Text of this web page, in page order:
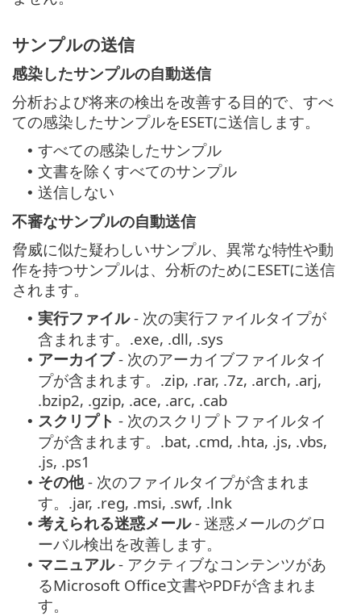
サンプルの送信
感染したサンプルの自動送信
分析および将来の検出を改善する目的で、すべ
ての感染したサンプルをESETに送信します。
• すべての感染したサンプル
• 文書を除くすべてのサンプル
• 送信しない
不審なサンプルの自動送信
脅威に似た疑わしいサンプル、異常な特性や動
作を持つサンプルは、分析のためにESETに送信
されます。
• 実行ファイル- 次の実行ファイルタイプが
含まれます。.exe, .dll, .sys
• アーカイブ- 次のアーカイブファイルタイ
プが含まれます。.zip, .rar, .7z, .arch, .arj,
.bzip2, .gzip, .ace, .arc, .cab
• スクリプト - 次のスクリプトファイルタイ
プが含まれます。.bat, .cmd, .hta, .js, .vbs,
.js, .ps1
• その他- 次のファイルタイプが含まれま
す。.jar, .reg, .msi, .swf, .lnk
• 考えられる迷惑メール- 迷惑メールのグロ
ーバル検出を改善します。
• マニュアル- アクティブなコンテンツがあ
るMicrosoft Office文書やPDFが含まれま
す。